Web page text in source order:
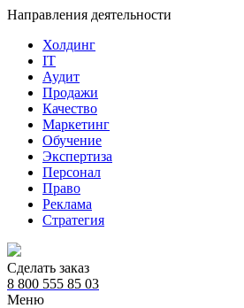
Направления деятельности
Холдинг
IT
Аудит
Продажи
Качество
Маркетинг
Обучение
Экспертиза
Персонал
Право
Реклама
Стратегия
Сделать заказ
8 800 555 85 03
Меню